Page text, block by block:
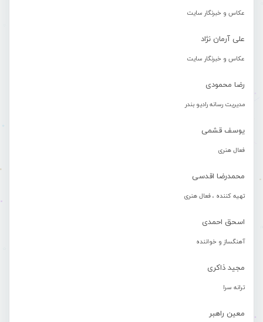
عکاس و خبرنگار سایت
علی آرمان نژاد
عکاس و خبرنگار سایت
رضا محمودی
مدیریت رسانه رادیو بندر
یوسف قشمی
فعال هنری
محمدرضا اقدسی
تهیه کننده ، فعال هنری
اسحق احمدی
آهنگساز و خواننده
مجید ذاکری
ترانه سرا
معین راهبر